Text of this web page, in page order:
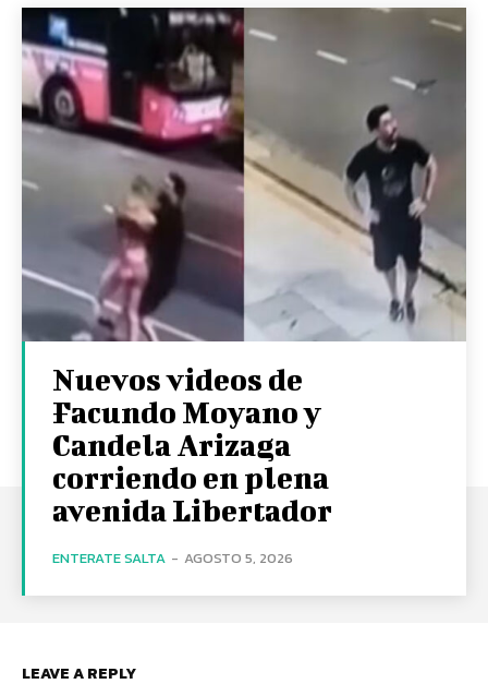
Nuevos videos de
Facundo Moyano y
Candela Arizaga
corriendo en plena
avenida Libertador
ENTERATE SALTA - AGOSTO 5, 2026
LEAVE A REPLY